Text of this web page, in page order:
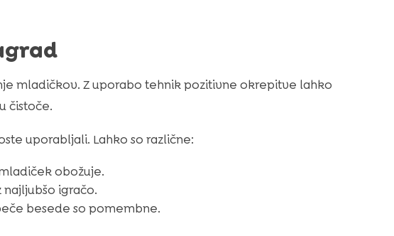
mladičkov. Z uporabo tehnik pozitivne okrepitve lahko
čistoče.
uporabljali. Lahko so različne:
obožuje.
igračo.
besede so pomembne.